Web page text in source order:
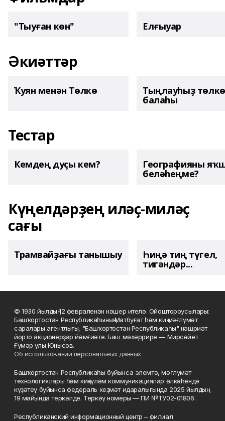
"Тыуған көн" Елғыуар
Әкиәттәр
Ҡуян менән Төлкө Тыңлауһыҙ төлкө
балаһы
Тестар
Кемдең дуҫы кем? Географияны
беләһеңме?
Күңелдәрҙең иләҫ-миләҫ
сағы
Трамвайҙағы танышыу Һиңә тиң түгел,
тигәндәр...
© 1930 йылдың 12 февраленән нәшер ителә. Ойоштороусылары:
Башҡортостан Республикаһының Матбуғат һәм киң мәғлүмәт
саралары агентлығы, "Башҡортостан Республикаһы" нәшриәт
йорто акционерҙар йәмғиәте. Баш мөхәррире — Мирсәйет
Ғүмәр улы Юнысов.
Об использовании персональных данных
Башҡортостан Республикаһы буйынса элемтә, мәғлүмәт
технологиялары һәм киңкүләм коммуникациялар өлкәһендә
күҙәтеү буйынса федераль хеҙмәт идаралығында 2025 йылдың
19 майында теркәлде. Теркәү номеры — ПИ №ТУ02-01806.
Республиканский информационный центр – филиал